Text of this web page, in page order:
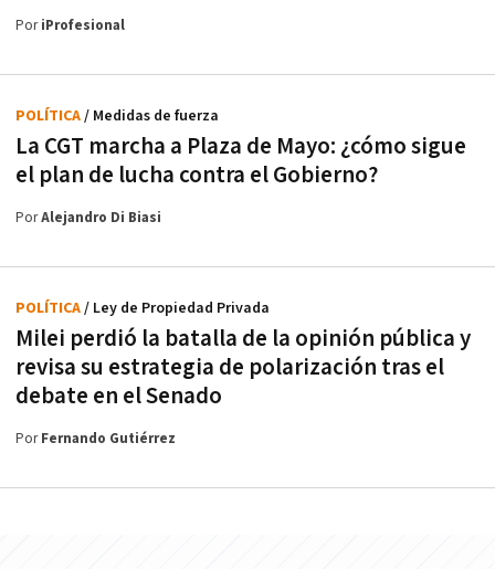
PoriProfesional
La CGT marcha a Plaza de Mayo: ¿cómo sigue
el plan de lucha contra el Gobierno?
POLÍTICA/ Medidas de fuerza
PorAlejandro Di Biasi
Milei perdió la batalla de la opinión pública y
revisa su estrategia de polarización tras el
debate en el Senado
POLÍTICA/ Ley de Propiedad Privada
PorFernando Gutiérrez